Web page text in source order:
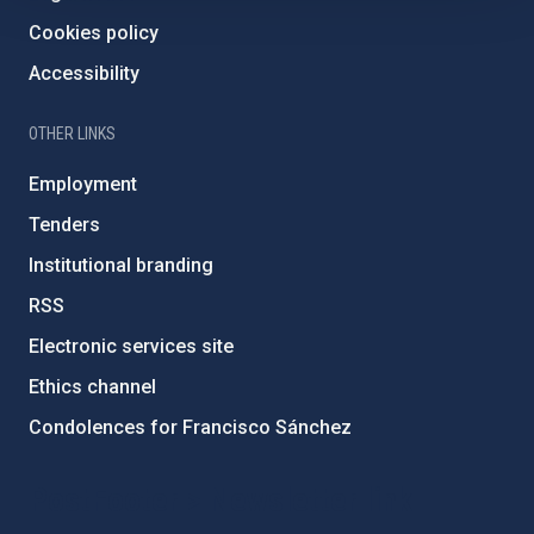
Cookies policy
Accessibility
OTHER LINKS
Employment
Tenders
Institutional branding
RSS
Electronic services site
Ethics channel
Condolences for Francisco Sánchez